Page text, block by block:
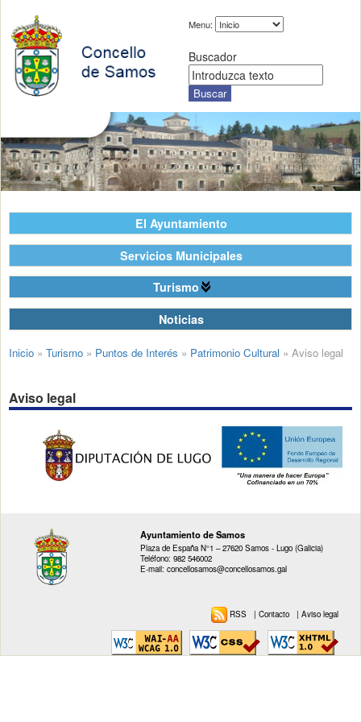
Menu:
Buscador
El Ayuntamiento
Servicios Municipales
Turismo
Noticias
Inicio » Turismo » Puntos de Interés » Patrimonio Cultural » Aviso legal
Aviso legal
Ayuntamiento de Samos
Plaza de España N°1 – 27620 Samos - Lugo (Galicia)
Teléfono: 982 546002
E-mail: concellosamos@concellosamos.gal
RSS |Contacto |Aviso legal